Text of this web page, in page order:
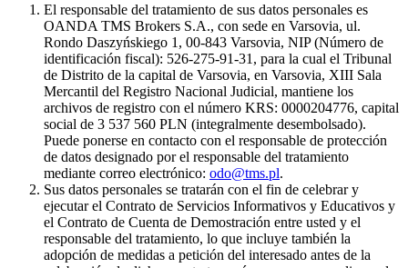
El responsable del tratamiento de sus datos personales es
OANDA TMS Brokers S.A., con sede en Varsovia, ul.
Rondo Daszyńskiego 1, 00-843 Varsovia, NIP (Número de
identificación fiscal): 526-275-91-31, para la cual el Tribunal
de Distrito de la capital de Varsovia, en Varsovia, XIII Sala
Mercantil del Registro Nacional Judicial, mantiene los
archivos de registro con el número KRS: 0000204776, capital
social de 3 537 560 PLN (integralmente desembolsado).
Puede ponerse en contacto con el responsable de protección
de datos designado por el responsable del tratamiento
mediante correo electrónico: odo@tms.pl.
Sus datos personales se tratarán con el fin de celebrar y
ejecutar el Contrato de Servicios Informativos y Educativos y
el Contrato de Cuenta de Demostración entre usted y el
responsable del tratamiento, lo que incluye también la
adopción de medidas a petición del interesado antes de la